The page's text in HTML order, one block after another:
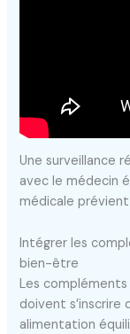
Une surveillance
avec le médecin
médicale
Intégrer les
bien-être
Les
doivent s’inscrire
alimentation